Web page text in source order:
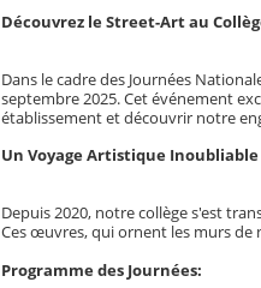
Découvrez le Street-Art au
Dans le cadre des Journées
septembre 2025. Cet événement
établissement et découvrir notre
Un Voyage Artistique Inoubliable
Depuis 2020, notre collège s'est
Ces œuvres, qui ornent les murs
Programme des Journées: